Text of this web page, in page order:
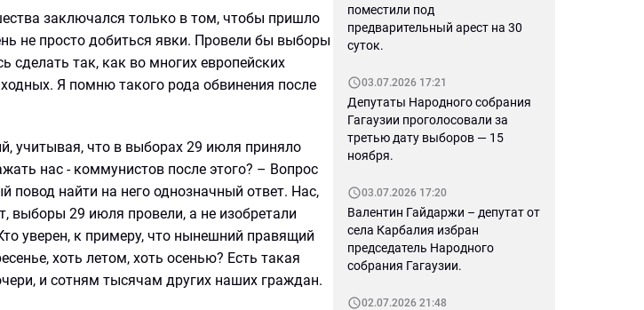
заключался только в том, чтобы пришло
не просто добиться явки. Провели бы выборы
сделать так, как во многих европейских
Я помню такого рода обвинения после
учитывая, что в выборах 29 июля приняло
нас - коммунистов после этого? – Вопрос
найти на него однозначный ответ. Нас,
выборы 29 июля провели, а не изобретали
уверен, к примеру, что нынешний правящий
хоть летом, хоть осенью? Есть такая
и сотням тысячам других наших граждан.
поместили под
предварительный арест на 30
суток.
03.07.2026 17:21
Депутаты Народного собрания
Гагаузии проголосовали за
третью дату выборов — 15
ноября.
03.07.2026 17:20
Валентин Гайдаржи – депутат от
села Карбалия избран
председатель Народного
собрания Гагаузии.
02.07.2026 21:48